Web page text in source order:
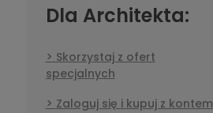
Dla Architekta:
Skorzystaj z ofert
specjalnych
Zaloguj się i kupuj z kontem